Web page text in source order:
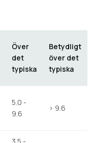
Över
det
typiska
Betydligt
över det
typiska
5.0 -
9.6
> 9.6